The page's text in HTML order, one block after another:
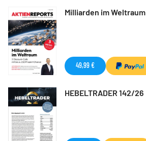
Milliarden im Weltraum
49,99 €
HEBELTRADER 142/26